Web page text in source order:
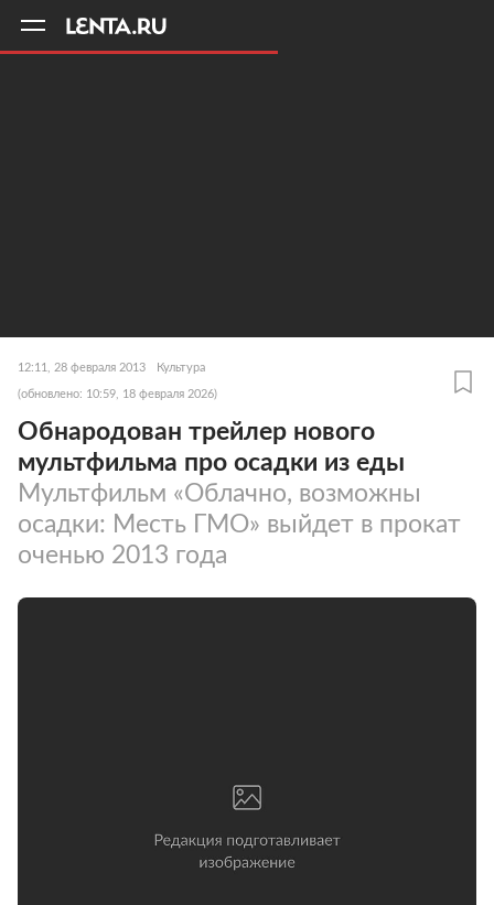
12:11, 28 февраля 2013 Культура
(обновлено: 10:59, 18 февраля 2026)
Обнародован трейлер нового
мультфильма про осадки из еды
Мультфильм «Облачно, возможны
осадки: Месть ГМО» выйдет в прокат
оченью 2013 года